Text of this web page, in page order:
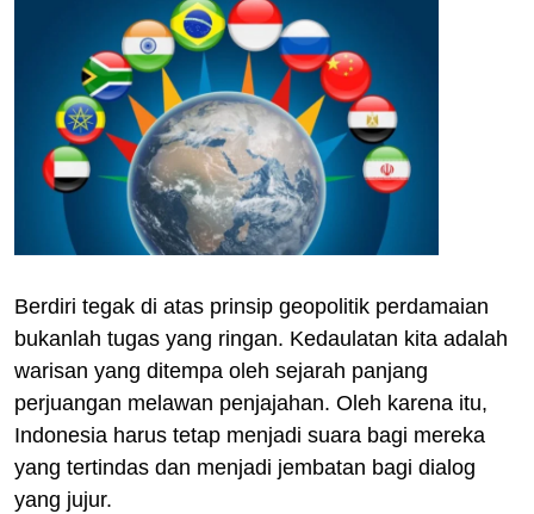
Berdiri tegak di atas prinsip geopolitik perdamaian
bukanlah tugas yang ringan. Kedaulatan kita adalah
warisan yang ditempa oleh sejarah panjang
perjuangan melawan penjajahan. Oleh karena itu,
Indonesia harus tetap menjadi suara bagi mereka
yang tertindas dan menjadi jembatan bagi dialog
yang jujur.